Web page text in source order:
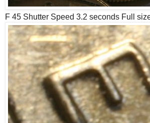
F 45 Shutter Speed 3.2 seconds Full